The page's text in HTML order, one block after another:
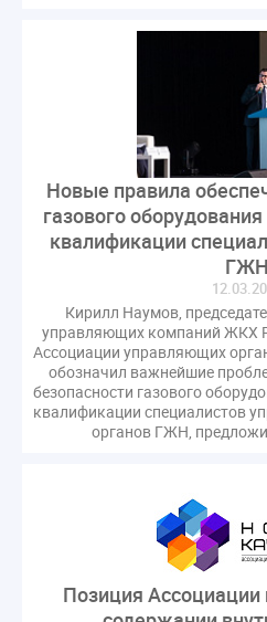
Законопроект теплоснабжение
Заседание
Качество
Комиссия РСПП по ЖКХ
Кошелев Пахомов
Лицензии
НК РФ
Награды Новая
ПМЮФ
ПМЮФ-2024
Поручение
Праздники
РКЦ
Регулирование Малахов
Свидетельство о поверке
Соглашение о сотрудничестве
арендатор
вентиляционные каналы
гарантийная управляющая
Новые правила
газового
квалификации
ГЖН
Кирилл Наумов,
управляющих компаний ЖКХ
Ассоциации управляющих
обозначил важнейшие
безопасности газового
квалификации специалистов
органов ГЖН,
Позиция